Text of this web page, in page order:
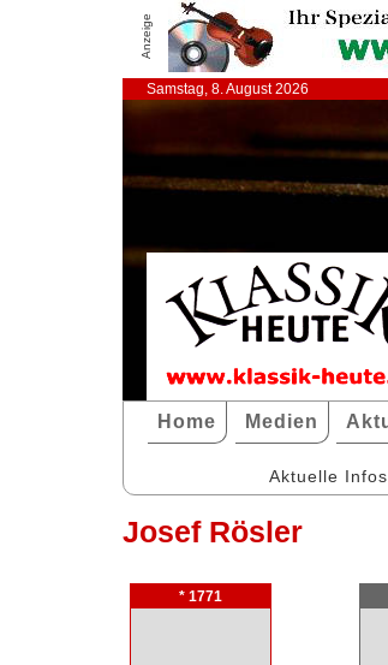
Anzeige
Samstag, 8. August 2026
Home Medien
Aktuelle Infos
Josef Rösler
* 1771